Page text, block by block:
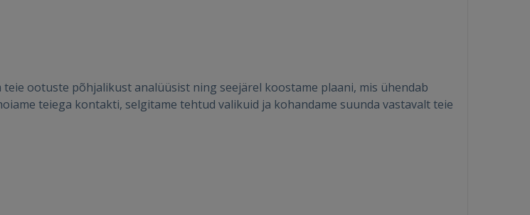
Jäta mind meelde
ootuste põhjalikust analüüsist ning seejärel koostame plaani, mis ühendab
teiega kontakti, selgitame tehtud valikuid ja kohandame suunda vastavalt teie